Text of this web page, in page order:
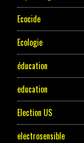
Ecocide
Ecologie
éducation
education
Election US
electrosensible